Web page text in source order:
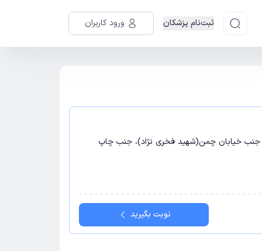
ثبت‌نام پزشکان ورود کاربران
خیابان چمن(شهید فخری نژاد)، جنب چاپ
نوبت بگیرید